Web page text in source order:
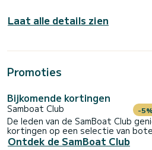
Laat alle details zien
Promoties
Bijkomende kortingen
Samboat Club -
De leden van de SamBoat Club
kortingen op een selectie van
Ontdek de SamBoat Club